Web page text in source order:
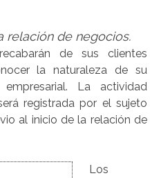
relación de negocios.
de sus clientes
la naturaleza de su
La actividad
registrada por el sujeto
al inicio de la relación de
Los